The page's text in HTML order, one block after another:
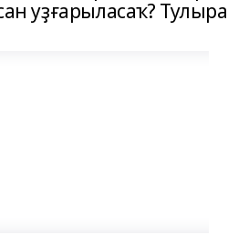
уҙғарыласаҡ?